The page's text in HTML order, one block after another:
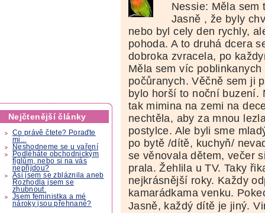
Nejčtenější články
Co právě čtete? Poraďte
mi...
Neshodneme se u vaření
Podléháte obchodnickým
fíglům, nebo si na vás
nepřijdou?
Asi jsem se zbláznila aneb
Rozhodla jsem se
zhubnout.
Jsem feministka a mé
nároky jsou přehnané?
Nessie: Měla sem
Jasně , že byly
nebo byl cely den rychly,
pohoda. A to druhá dcera
dobroka zvracela, po
Měla sem víc
počůranych. Věčně sem ji
bylo horší to noční buzení.
tak mimina na zemi na
nechtěla, aby za mnou
postylce. Ale byli sme
po bytě /dítě, kuchyň/
se věnovala dětem, večer
prala. Žehlila u TV. Taky
nejkrásnější roky. Každy
kamarádkama venku.
Jasně, každý dítě je jiný.